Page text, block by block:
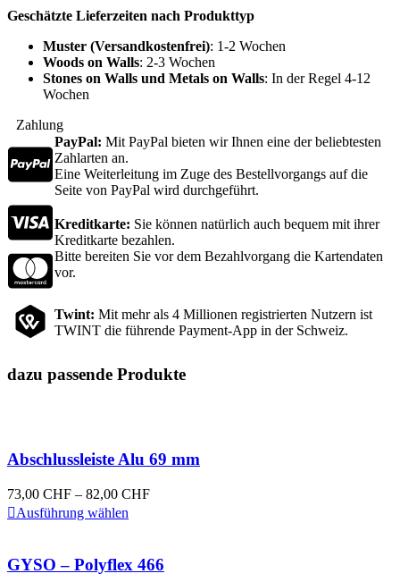
Geschätzte Lieferzeiten nach Produkttyp
Muster (Versandkostenfrei): 1-2 Wochen
Woods on Walls: 2-3 Wochen
Stones on Walls und Metals on Walls: In der Regel 4-12
Wochen
Zahlung
PayPal: Mit PayPal bieten wir Ihnen eine der beliebtesten
Zahlarten an.
Eine Weiterleitung im Zuge des Bestellvorgangs auf die
Seite von PayPal wird durchgeführt.
Kreditkarte: Sie können natürlich auch bequem mit ihrer
Kreditkarte bezahlen.
Bitte bereiten Sie vor dem Bezahlvorgang die Kartendaten
vor.
Twint: Mit mehr als 4 Millionen registrierten Nutzern ist
TWINT die führende Payment-App in der Schweiz.
dazu passende Produkte
Abschlussleiste Alu 69 mm
73,00 CHF – 82,00 CHFPreisspanne:
Ausführung wählen
mehrere
Varianten
GYSO – Polyflex 466